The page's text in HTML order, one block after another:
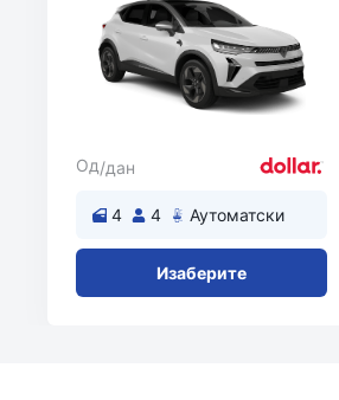
Од/дан
4 4 Аутоматски
Изаберите